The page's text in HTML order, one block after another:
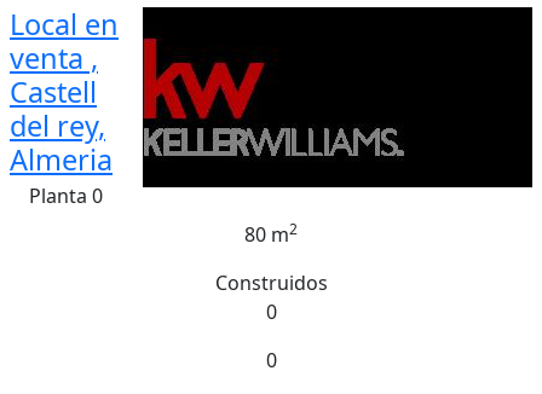
Local en
venta ,
Castell
del rey,
Almeria
Planta 0
80 m2
Construidos
0
0